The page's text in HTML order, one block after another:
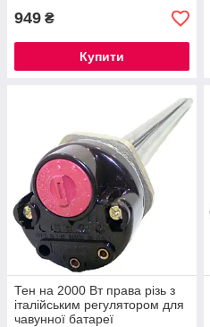
949 ₴
Купити
Тен на 2000 Вт права різь з
італійським регулятором для
чавунної батареї